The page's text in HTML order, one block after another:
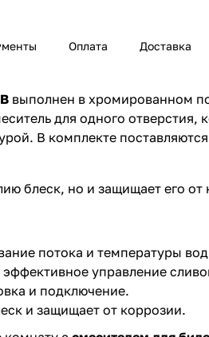
Оплата Доставка
выполнен в хромированном
для одного
В комплекте
блеск, но и защищает его от
потока и температуры
управление
и подключение.
и защищает от коррозии.